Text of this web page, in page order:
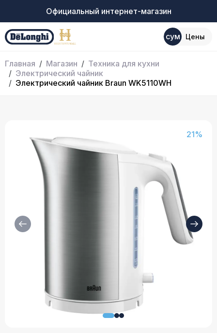
Официальный интернет-магазин
сум Цены
Главная Магазин
Техника для кухни
Электрический чайник
Электрический чайник Braun WK5110WH
21%